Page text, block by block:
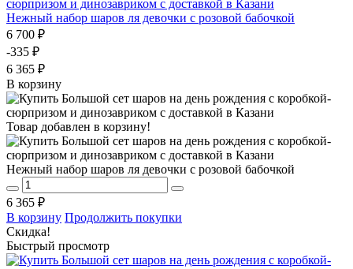
Нежный набор шаров ля девочки с розовой бабочкой
6 700 ₽
-335 ₽
6 365 ₽
В корзину
Товар добавлен в корзину!
Нежный набор шаров ля девочки с розовой бабочкой
6 365 ₽
В корзину Продолжить покупки
Скидка!
Быстрый просмотр